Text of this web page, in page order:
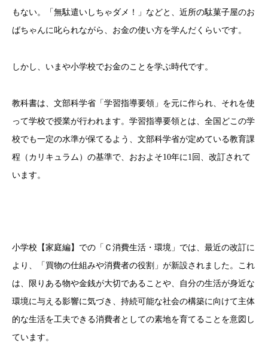
もない。「無駄遣いしちゃダメ！」などと、近所の駄菓子屋のお
ばちゃんに叱られながら、お金の使い方を学んだくらいです。
しかし、いまや小学校でお金のことを学ぶ時代です。
教科書は、文部科学省「学習指導要領」を元に作られ、それを使
って学校で授業が行われます。学習指導要領とは、全国どこの学
校でも一定の水準が保てるよう、文部科学省が定めている教育課
程（カリキュラム）の基準で、おおよそ10年に1回、改訂されて
います。
小学校【家庭編】での「Ｃ消費生活・環境」では、最近の改訂に
より、「買物の仕組みや消費者の役割」が新設されました。これ
は、限りある物や金銭が大切であることや、自分の生活が身近な
環境に与える影響に気づき、持続可能な社会の構築に向けて主体
的な生活を工夫できる消費者としての素地を育てることを意図し
ています。